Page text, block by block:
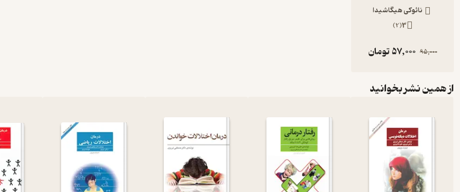
نائوکی هیگاشیدا
3
(
2
)
95,000
57,000تومان
از همین نشر بخوانید